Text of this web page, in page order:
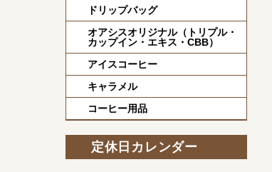
ドリップバッグ
オアシスオリジナル（トリプル・
カップイン・エキス・CBB）
アイスコーヒー
キャラメル
コーヒー用品